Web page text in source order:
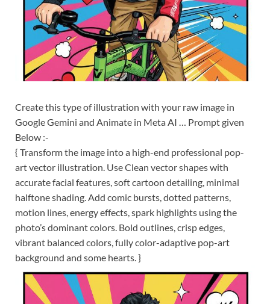
Create this type of illustration with your raw image in
Google Gemini and Animate in Meta AI … Prompt given
Below :-
{ Transform the image into a high-end professional pop-
art vector illustration. Use Clean vector shapes with
accurate facial features, soft cartoon detailing, minimal
halftone shading. Add comic bursts, dotted patterns,
motion lines, energy effects, spark highlights using the
photo’s dominant colors. Bold outlines, crisp edges,
vibrant balanced colors, fully color-adaptive pop-art
background and some hearts. }